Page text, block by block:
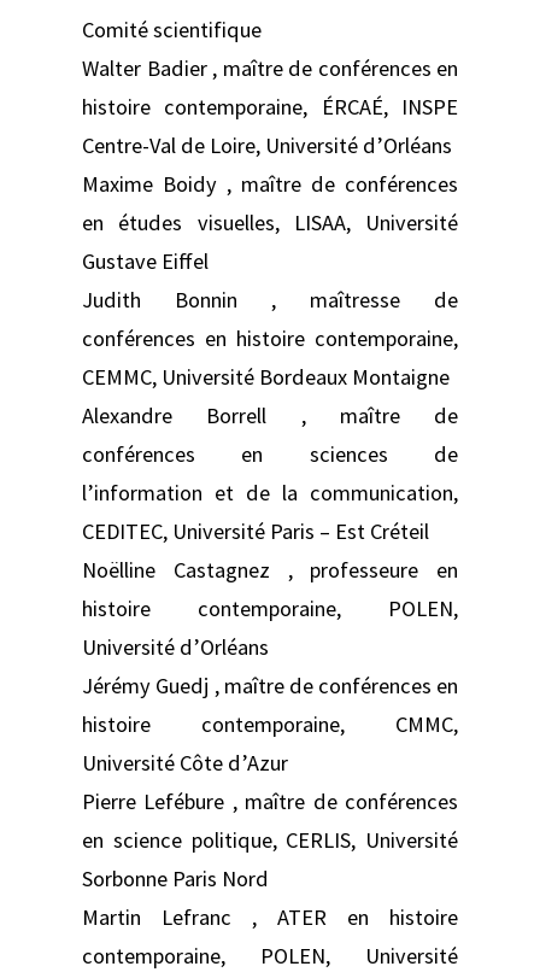
Comité scientifique
Walter Badier , maître de conférences en
histoire contemporaine, ÉRCAÉ, INSPE
Centre-Val de Loire, Université d’Orléans
Maxime Boidy , maître de conférences
en études visuelles, LISAA, Université
Gustave Eiffel
Judith Bonnin , maîtresse de
conférences en histoire contemporaine,
CEMMC, Université Bordeaux Montaigne
Alexandre Borrell , maître de
conférences en sciences de
l’information et de la communication,
CEDITEC, Université Paris – Est Créteil
Noëlline Castagnez , professeure en
histoire contemporaine, POLEN,
Université d’Orléans
Jérémy Guedj , maître de conférences en
histoire contemporaine, CMMC,
Université Côte d’Azur
Pierre Lefébure , maître de conférences
en science politique, CERLIS, Université
Sorbonne Paris Nord
Martin Lefranc , ATER en histoire
contemporaine, POLEN, Université